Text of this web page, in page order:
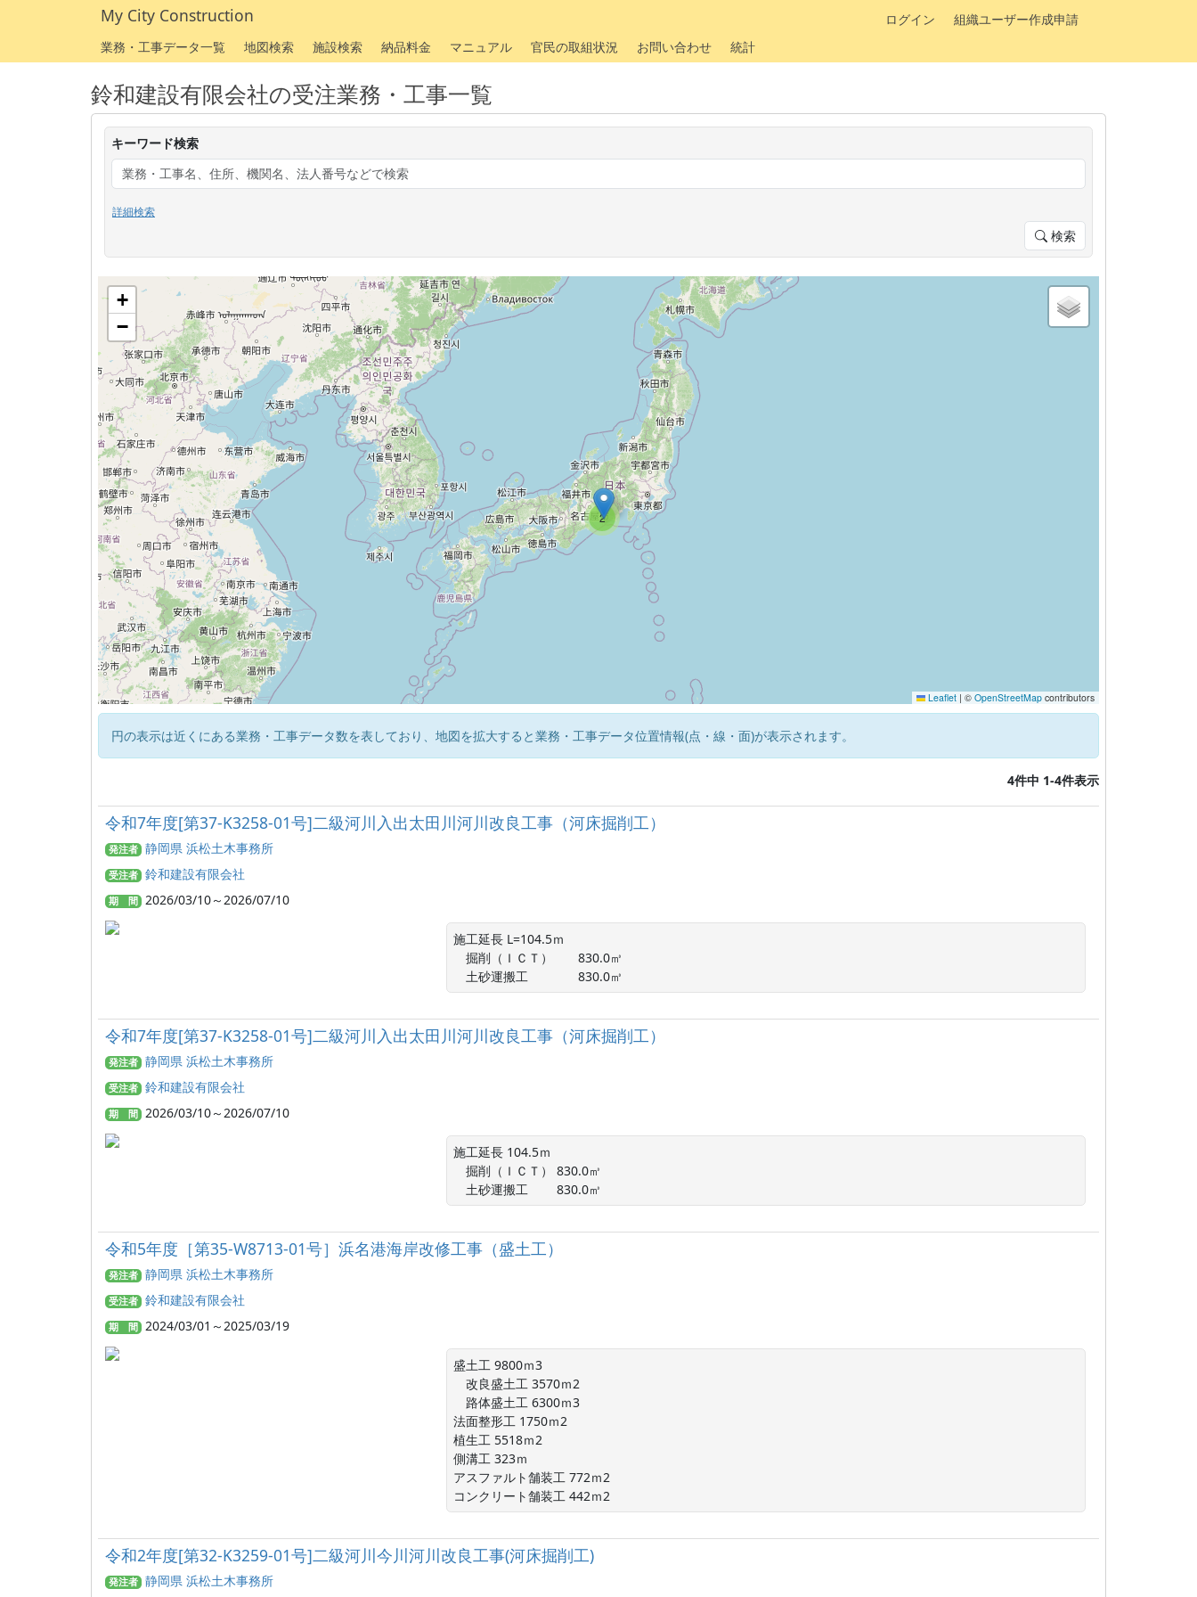
My City Construction ログイン
組織ユーザー作成申請
業務・工事データ一覧
地図検索 施設検索 納品料金 マニュアル 官民の取組状況 お問い合わせ 統計
鈴和建設有限会社の受注業務・工事一覧
キーワード検索
詳細検索
検索
2
+
−
Leaflet | © OpenStreetMap contributors
円の表示は近くにある業務・工事データ数を表しており、地図を拡大すると業務・工事データ位置情報(点・線・面)が表示されます。
4件中 1-4件表示
令和7年度[第37-K3258-01号]二級河川入出太田川河川改良工事（河床掘削工）
発注者 静岡県 浜松土木事務所
受注者 鈴和建設有限会社
期 間 2026/03/10～2026/07/10
施工延長 L=104.5ｍ
掘削（ＩＣＴ）　　830.0㎥
土砂運搬工　　　　830.0㎥
令和7年度[第37-K3258-01号]二級河川入出太田川河川改良工事（河床掘削工）
発注者 静岡県 浜松土木事務所
受注者 鈴和建設有限会社
期 間 2026/03/10～2026/07/10
施工延長 104.5ｍ
掘削（ＩＣＴ） 830.0㎥
土砂運搬工　　 830.0㎥
令和5年度［第35-W8713-01号］浜名港海岸改修工事（盛土工）
発注者 静岡県 浜松土木事務所
受注者 鈴和建設有限会社
期 間 2024/03/01～2025/03/19
盛土工 9800ｍ3
改良盛土工 3570ｍ2
路体盛土工 6300ｍ3
法面整形工 1750ｍ2
植生工 5518ｍ2
側溝工 323ｍ
アスファルト舗装工 772ｍ2
コンクリート舗装工 442ｍ2
令和2年度[第32-K3259-01号]二級河川今川河川改良工事(河床掘削工)
発注者 静岡県 浜松土木事務所